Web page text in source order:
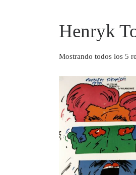
Henryk
Mostrando todos los 5